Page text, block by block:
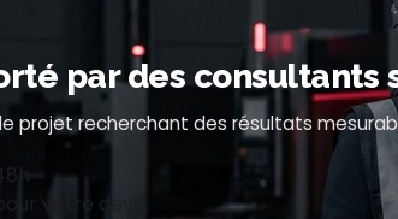
par des consultants
projet recherchant des résultats
48h
pour votre devis